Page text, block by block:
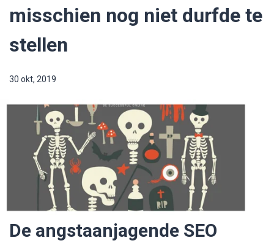
Blog
Nederlands
misschien nog niet durfde te
stellen
30 okt, 2019
De angstaanjagende SEO